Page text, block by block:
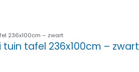
236x100cm – zwart
tuin tafel 236x100cm – zwart